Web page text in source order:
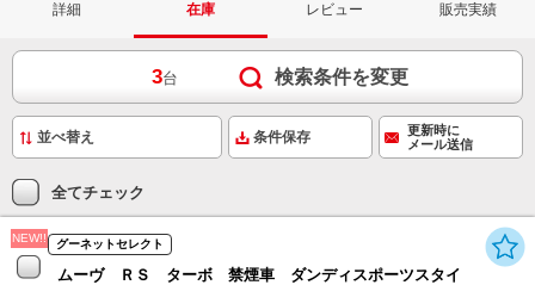
詳細 在庫 レビュー 販売実績
3台 検索条件を変更
条件保存
更新時に
メール送信
全てチェック
NEW!! グーネットセレクト
ムーヴ ＲＳ ターボ 禁煙車 ダンディスポーツスタイ